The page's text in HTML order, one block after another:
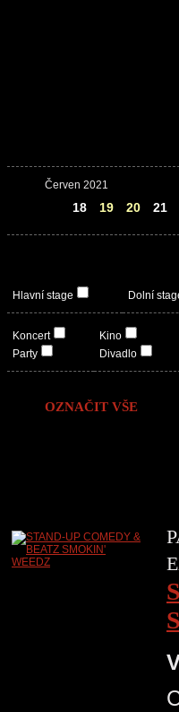
Červen 2021
18 19 20 21
Hlavní stage Dolní
Koncert
Party
Kino
Divadlo
OZNAČIT VŠE